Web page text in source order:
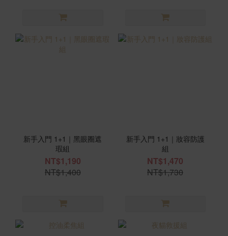
新手入門 1+1｜黑眼圈遮
瑕組
NT$1,190
NT$1,400
新手入門 1+1｜妝容防護
組
NT$1,470
NT$1,730